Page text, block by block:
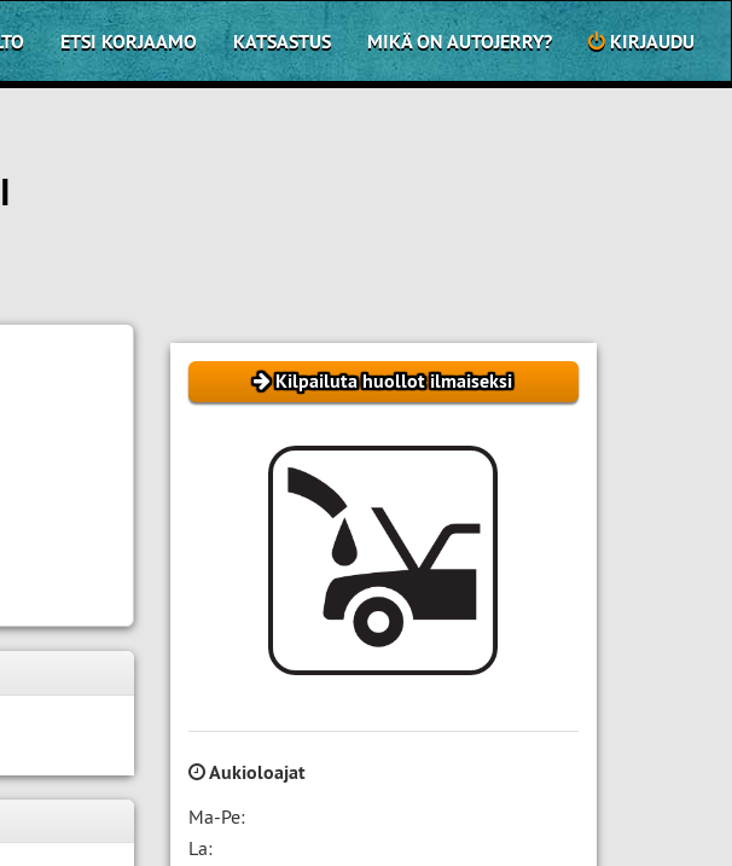
ETSI KORJAAMO KATSASTUS MIKÄ ON AUTOJERRY? KIRJAUDU
Kilpailuta huollot ilmaiseksi
Aukioloajat
Ma-Pe:
La: